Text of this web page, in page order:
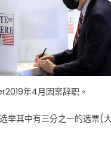
年4月因案辞职。
举其中有三分之一的选票(